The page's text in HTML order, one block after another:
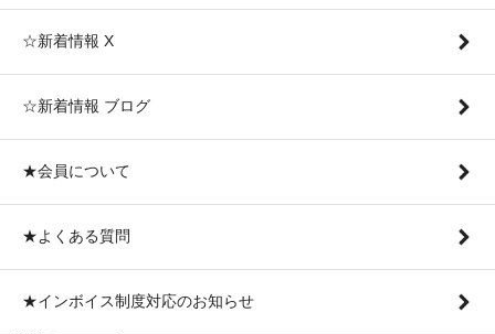
☆新着情報 X
☆新着情報 ブログ
★会員について
★よくある質問
★インボイス制度対応のお知らせ